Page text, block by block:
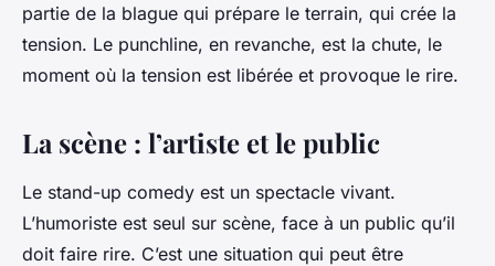
partie de la blague qui prépare le terrain, qui crée la
tension. Le punchline, en revanche, est la chute, le
moment où la tension est libérée et provoque le rire.
La scène : l’artiste et le public
Le stand-up comedy est un spectacle vivant.
L’humoriste est seul sur scène, face à un public qu’il
doit faire rire. C’est une situation qui peut être